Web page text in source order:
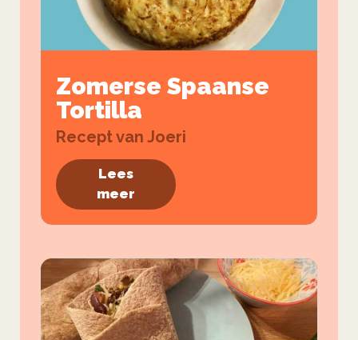
Zomerse Spaanse
Tortilla
Recept van Joeri
Lees
meer